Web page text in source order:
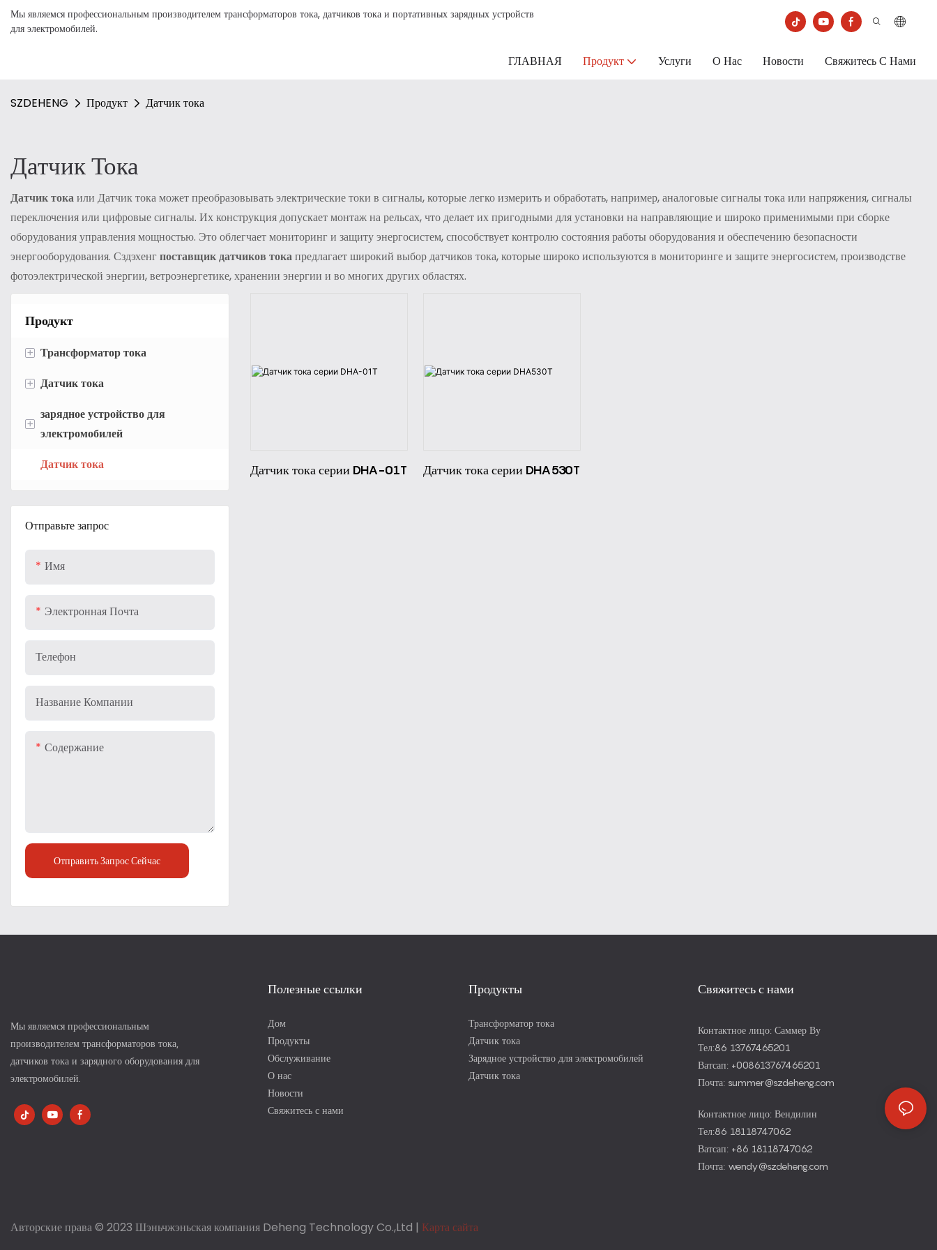
Мы являемся профессиональным производителем трансформаторов тока, датчиков тока и портативных зарядных устройств
для электромобилей.
ГЛАВНАЯ Продукт Услуги О Нас Новости Свяжитесь С Нами
SZDEHENG Продукт Датчик тока
Датчик Тока
Датчик токаили Датчик тока может преобразовывать электрические токи в сигналы, которые легко измерить и обработать, например, аналоговые сигналы тока или напряжения, сигналы
переключения или цифровые сигналы. Их конструкция допускает монтаж на рельсах, что делает их пригодными для установки на направляющие и широко применимыми при сборке
оборудования управления мощностью. Это облегчает мониторинг и защиту энергосистем, способствует контролю состояния работы оборудования и обеспечению безопасности
энергооборудования. Сздэхенг поставщик датчиков токапредлагает широкий выбор датчиков тока, которые широко используются в мониторинге и защите энергосистем, производстве
фотоэлектрической энергии, ветроэнергетике, хранении энергии и во многих других областях.
Продукт
+ Трансформатор тока
Мини-трансформатор тока
Трансформатор тока печатной
платы
Трехфазный трансформатор тока
Трансформатор тока с
трансформатор тока
+ Датчик тока
Датчик тока Холла
Феррозондовый датчик тока
Датчик тока катушки Роговского
+
зарядное устройство для
электромобилей
Портативное зарядное устройство
устройств для электромобилей
Датчик тока
Отправьте запрос
Имя
Электронная Почта
Телефон
Название Компании
Содержание
Отправить Запрос Сейчас
Датчик тока серии DHA-01T Датчик тока серии DHA530T
Мы являемся профессиональным
производителем трансформаторов тока,
датчиков тока и зарядного оборудования для
электромобилей.
Полезные ссылки
Дом
Продукты
Обслуживание
О нас
Новости
Свяжитесь с нами
Продукты
Трансформатор тока
Датчик тока
Зарядное устройство для электромобилей
Датчик тока
Свяжитесь с нами
Контактное лицо: Саммер Ву
Тел:86 13767465201
Ватсап: +008613767465201
Почта: summer@szdeheng.com
Контактное лицо: Вендилин
Тел:86 18118747062
Ватсап: +86 18118747062
Почта: wendy@szdeheng.com
Авторские права © 2023 Шэньчжэньская компания Deheng Technology Co.,Ltd | Карта сайта